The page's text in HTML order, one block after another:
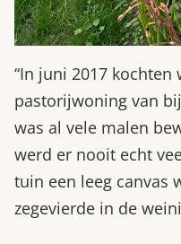
“In juni 2017 kochten
pastorijwoning van
was al vele malen
werd er nooit echt
tuin een leeg canvas
zegevierde in de